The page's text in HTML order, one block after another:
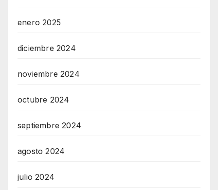
enero 2025
diciembre 2024
noviembre 2024
octubre 2024
septiembre 2024
agosto 2024
julio 2024